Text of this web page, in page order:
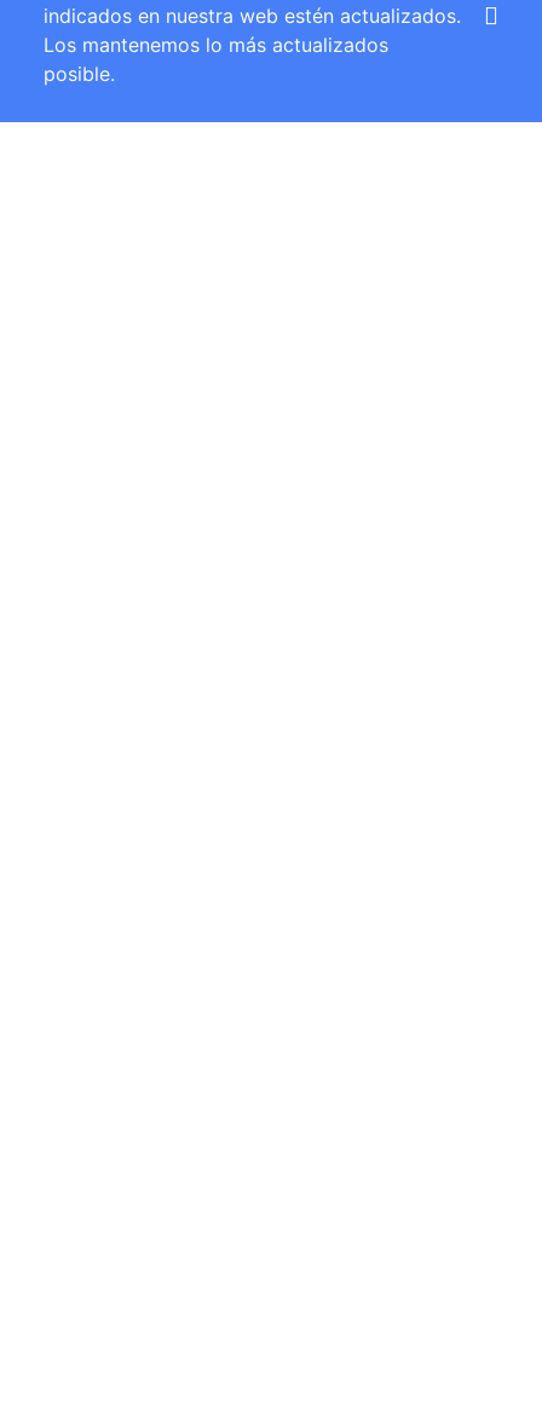
indicados en nuestra web estén actualizados.
Los mantenemos lo más actualizados
posible.